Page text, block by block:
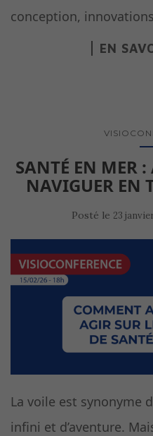
conception,
EN
SANTÉ EN MER
NAVIGUER EN
Posté le 23
La voile est synonyme
infini et d’aventure.